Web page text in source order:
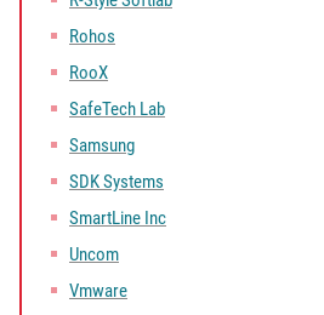
Rohos
RooX
SafeTech Lab
Samsung
SDK Systems
SmartLine Inc
Uncom
Vmware